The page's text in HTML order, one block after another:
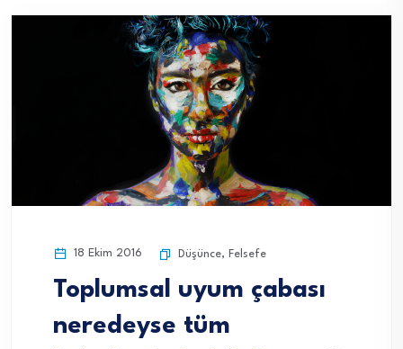
18 Ekim 2016 Düşünce, Felsefe
Toplumsal uyum çabası
neredeyse tüm